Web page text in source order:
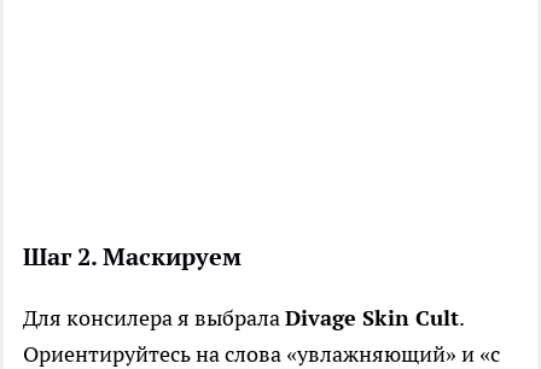
Шаг 2. Маскируем
Для консилера я выбралаDivage Skin Cult.
Ориентируйтесь на слова «увлажняющий» и «с